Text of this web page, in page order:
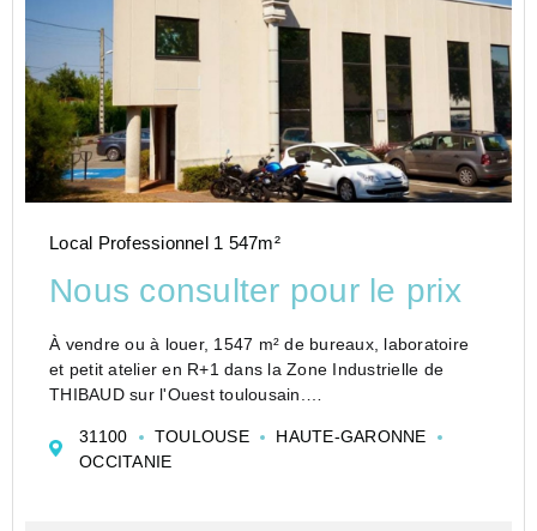
Local Professionnel 1 547m²
Nous consulter pour le prix
À vendre ou à louer, 1547 m² de bureaux, laboratoire
et petit atelier en R+1 dans la Zone Industrielle de
THIBAUD sur l'Ouest toulousain.
ou à louer en R+1 à usage de bureaux , laboratoire et
atelier Su...
31100 TOULOUSE
HAUTE-GARONNE
OCCITANIE